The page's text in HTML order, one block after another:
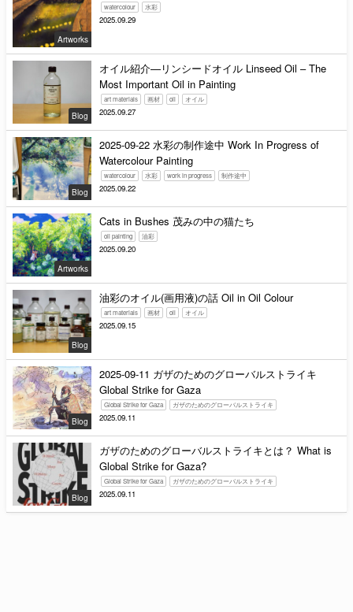
Artworks
watercolour 水彩
2025.09.29
Blog
オイル紹介—リンシードオイル Linseed Oil – The
Most Important Oil in Painting
art materials 画材 oil オイル
2025.09.27
Blog
2025-09-22 水彩の制作途中 Work In Progress of
Watercolour Painting
watercolour 水彩 work in progress 制作途中
2025.09.22
Artworks
Cats in Bushes 茂みの中の猫たち
oil painting 油彩
2025.09.20
Blog
油彩のオイル(画用液)の話 Oil in Oil Colour
art materials 画材 oil オイル
2025.09.15
Blog
2025-09-11 ガザのためのグローバルストライキ
Global Strike for Gaza
Global Strike for Gaza ガザのためのグローバルストライキ
2025.09.11
Blog
ガザのためのグローバルストライキとは？ What is
Global Strike for Gaza?
Global Strike for Gaza ガザのためのグローバルストライキ
2025.09.11